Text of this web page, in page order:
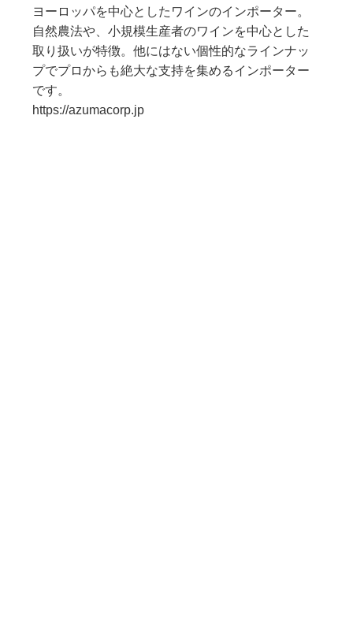
ヨーロッパを中心としたワインのインポーター。
自然農法や、小規模生産者のワインを中心とした
取り扱いが特徴。他にはない個性的なラインナッ
プでプロからも絶大な支持を集めるインポーター
です。
https://azumacorp.jp